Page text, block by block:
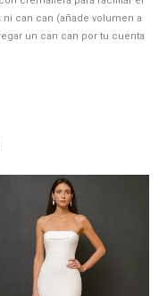
can can (añade volumen a
un can can por tu cuenta